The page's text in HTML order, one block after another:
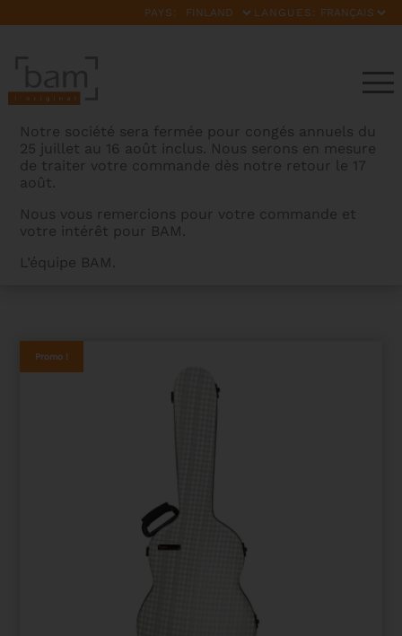
PAYS: LANGUES:
Notre société sera fermée pour congés annuels du
25 juillet au 16 août inclus. Nous serons en mesure
de traiter votre commande dès notre retour le 17
août.
Nous vous remercions pour votre commande et
votre intérêt pour BAM.
L’équipe BAM.
HIGHTECH CABOURG
Promo !